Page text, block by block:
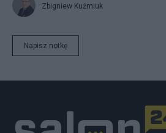
Zbigniew Kuźmiuk
Napisz notkę